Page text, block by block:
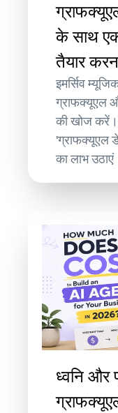
के साथ
तैयार
इमर्सिव
ग्राफक्यूएल
की खोज करें।
'ग्राफक्यूएल
का लाभ
ध्वनि और